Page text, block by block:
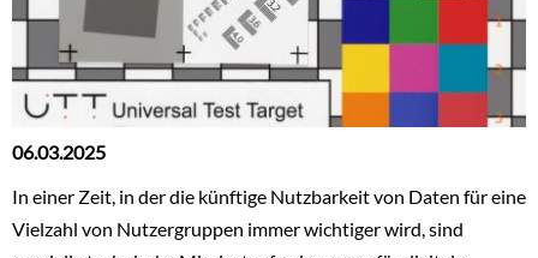
06.03.2025
In einer Zeit, in der die künftige Nutzbarkeit von Daten für eine
Vielzahl von Nutzergruppen immer wichtiger wird, sind